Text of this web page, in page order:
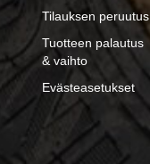
Tilauksen peruutus
Tuotteen palautus
& vaihto
Evästeasetukset